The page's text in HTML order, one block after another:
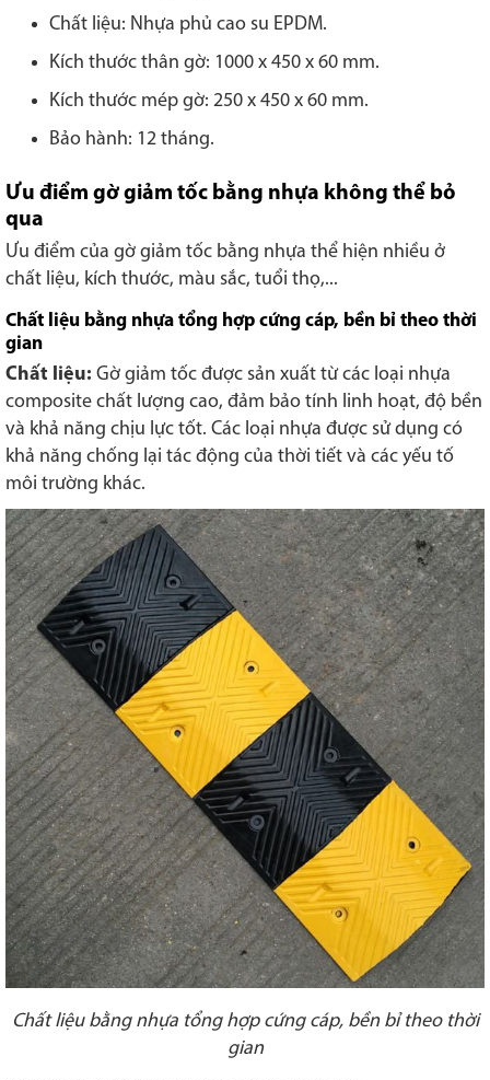
Chất liệu: Nhựa phủ cao su EPDM.
Kích thước thân gờ: 1000 x 450 x 60 mm.
Kích thước mép gờ: 250 x 450 x 60 mm.
Bảo hành: 12 tháng.
Ưu điểm gờ giảm tốc bằng nhựa không thể bỏ
qua
Ưu điểm của gờ giảm tốc bằng nhựa thể hiện nhiều ở
chất liệu, kích thước, màu sắc, tuổi thọ,...
Chất liệu bằng nhựa tổng hợp cứng cáp, bền bỉ theo thời
gian
Chất liệu: Gờ giảm tốc được sản xuất từ các loại nhựa
composite chất lượng cao, đảm bảo tính linh hoạt, độ bền
và khả năng chịu lực tốt. Các loại nhựa được sử dụng có
khả năng chống lại tác động của thời tiết và các yếu tố
môi trường khác.
Chất liệu bằng nhựa tổng hợp cứng cáp, bền bỉ theo thời
gian